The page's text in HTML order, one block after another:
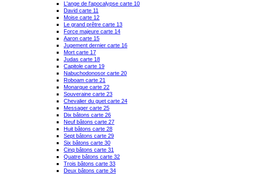
L'ange de l'apocalypse carte 10
David carte 11
Moise carte 12
Le grand prêtre carte 13
Force majeure carte 14
Aaron carte 15
Jugement dernier carte 16
Mort carte 17
Judas carte 18
Capitole carte 19
Nabuchodonosor carte 20
Roboam carte 21
Monarque carte 22
Souveraine carte 23
Chevalier du guet carte 24
Messager carte 25
Dix bâtons carte 26
Neuf bâtons carte 27
Huit bâtons carte 28
Sept bâtons carte 29
Six bâtons carte 30
Cinq bâtons carte 31
Quatre bâtons carte 32
Trois bâtons carte 33
Deux bâtons carte 34